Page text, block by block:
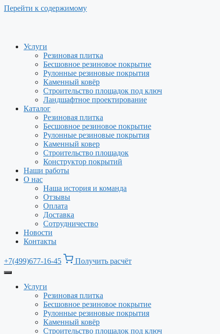
Перейти к содержимому
Услуги
Резиновая плитка
Бесшовное резиновое покрытие
Рулонные резиновые покрытия
Каменный ковёр
Строительство площадок под ключ
Ландшафтное проектирование
Каталог
Резиновая плитка
Бесшовное резиновое покрытие
Рулонные резиновые покрытия
Каменный ковер
Строительство площадок
Конструктор покрытий
Наши работы
О нас
Наша история и команда
Отзывы
Оплата
Доставка
Сотрудничество
Новости
Контакты
+7(499)677-16-45 Получить расчёт
Услуги
Резиновая плитка
Бесшовное резиновое покрытие
Рулонные резиновые покрытия
Каменный ковёр
Строительство площадок под ключ